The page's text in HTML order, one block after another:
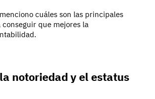
cuáles son las principales
conseguir que mejores la
notoriedad y el estatus